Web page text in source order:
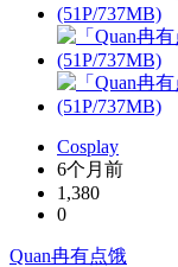
Cosplay
6个月前
1,380
0
Quan冉有点饿